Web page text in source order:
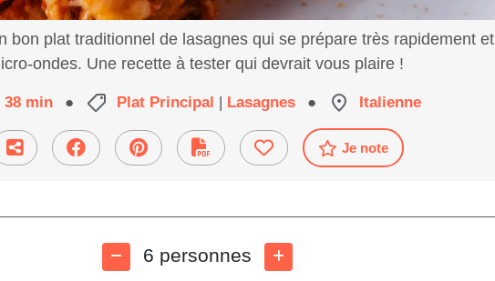
bon plat traditionnel de lasagnes qui se prépare très rapidement et
ondes. Une recette à tester qui devrait vous plaire !
38 min ● Plat Principal | Lasagnes ● Italienne
Je note
6 personnes